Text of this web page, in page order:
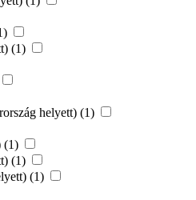
(1)
helyett) (1)
(1)
(1)
(1)